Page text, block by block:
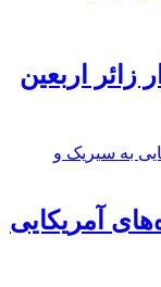
اعزام ۲۱ هزار زائر اربعین
آمریکایی